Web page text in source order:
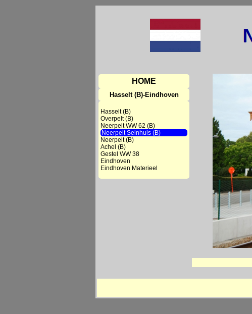
HOME
Hasselt (B)-Eindhoven
Hasselt (B)
Overpelt (B)
Neerpelt WW 62 (B)
Neerpelt Seinhuis (B)
Neerpelt (B)
Achel (B)
Gestel WW 38
Eindhoven
Eindhoven Materieel